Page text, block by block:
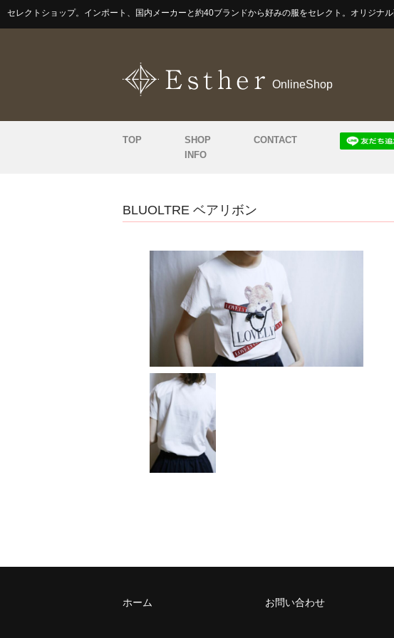
セレクトショップ。インポート、国内メーカーと約40ブランドから好みの服をセレクト。オリジナル
OnlineShop
TOP
SHOP
INFO
CONTACT
BLUOLTRE ベアリボン
ホーム お問い合わせ